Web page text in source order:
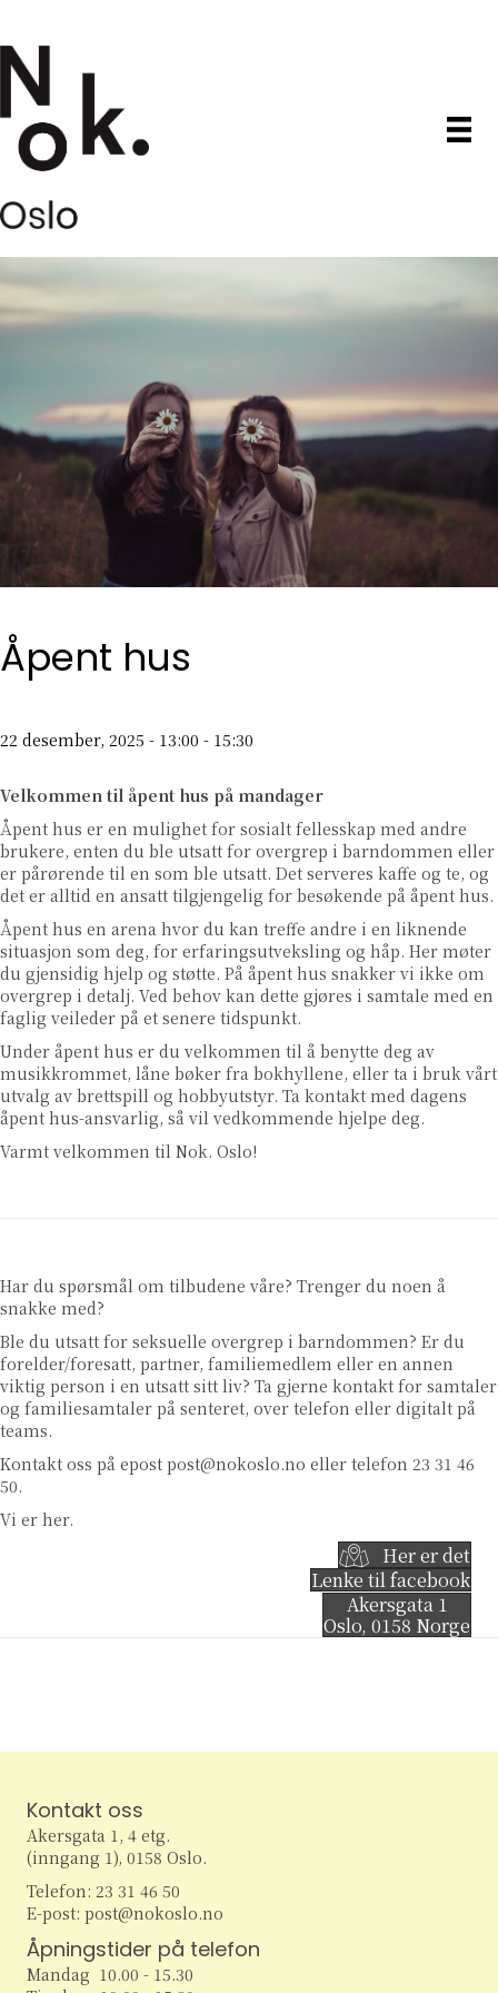
Åpent hus
22 desember, 2025 - 13:00 - 15:30
Velkommen til åpent hus på mandager
Åpent hus er en mulighet for sosialt fellesskap med andre
brukere, enten du ble utsatt for overgrep i barndommen eller
er pårørende til en som ble utsatt. Det serveres kaffe og te, og
det er alltid en ansatt tilgjengelig for besøkende på åpent hus.
Åpent hus en arena hvor du kan treffe andre i en liknende
situasjon som deg, for erfaringsutveksling og håp. Her møter
du gjensidig hjelp og støtte. På åpent hus snakker vi ikke om
overgrep i detalj. Ved behov kan dette gjøres i samtale med en
faglig veileder på et senere tidspunkt.
Under åpent hus er du velkommen til å benytte deg av
musikkrommet, låne bøker fra bokhyllene, eller ta i bruk vårt
utvalg av brettspill og hobbyutstyr. Ta kontakt med dagens
åpent hus-ansvarlig, så vil vedkommende hjelpe deg.
Varmt velkommen til Nok. Oslo!
Har du spørsmål om tilbudene våre? Trenger du noen å
snakke med?
Ble du utsatt for seksuelle overgrep i barndommen? Er du
forelder/foresatt, partner, familiemedlem eller en annen
viktig person i en utsatt sitt liv? Ta gjerne kontakt for samtaler
og familiesamtaler på senteret, over telefon eller digitalt på
teams.
Kontakt oss på epost post@nokoslo.no eller telefon 23 31 46
50.
Vi er her.
Her er det
Lenke til facebook
Akersgata 1
Oslo, 0158 Norge
Kontakt oss
Akersgata 1, 4 etg.
(inngang 1), 0158 Oslo.
Telefon: 23 31 46 50
E-post: post@nokoslo.no
Åpningstider på telefon
Mandag 10.00 - 15.30